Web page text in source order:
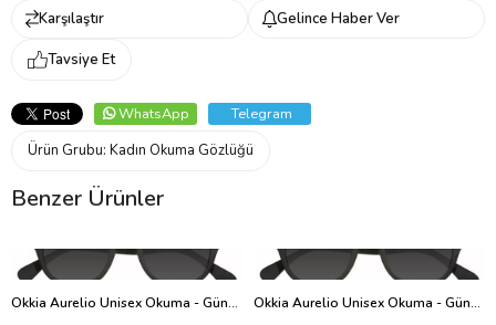
Karşılaştır
Gelince Haber Ver
Tavsiye Et
WhatsApp
Telegram
Ürün Grubu: Kadın Okuma Gözlüğü
Benzer Ürünler
Okkia Aurelio Unisex Okuma - Güneş Gözlüğü - 1.00
Okkia Aurelio Unisex Okuma - Güneş Gözlüğü - 1.50